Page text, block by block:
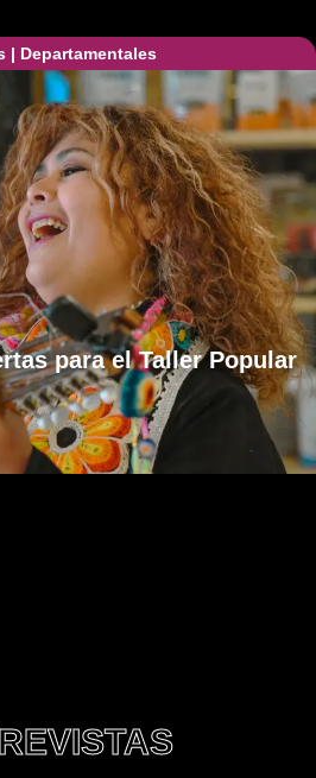
| Departamentales
para el Taller Popular